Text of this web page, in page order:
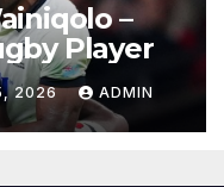
–
Player
2026 ADMIN